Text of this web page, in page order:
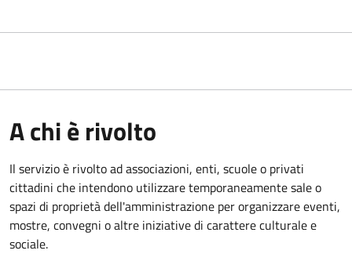
A chi è rivolto
Il servizio è rivolto ad associazioni, enti, scuole o privati
cittadini che intendono utilizzare temporaneamente sale o
spazi di proprietà dell'amministrazione per organizzare eventi,
mostre, convegni o altre iniziative di carattere culturale e
sociale.